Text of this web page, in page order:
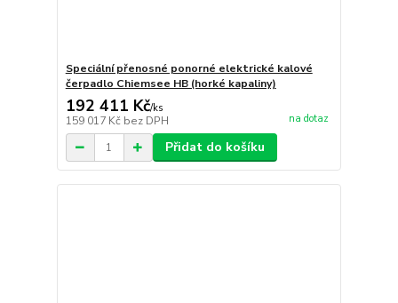
Speciální přenosné ponorné elektrické kalové
čerpadlo Chiemsee HB (horké kapaliny)
192 411 Kč/ks
159 017 Kč bez DPH na dotaz
Přidat do košíku